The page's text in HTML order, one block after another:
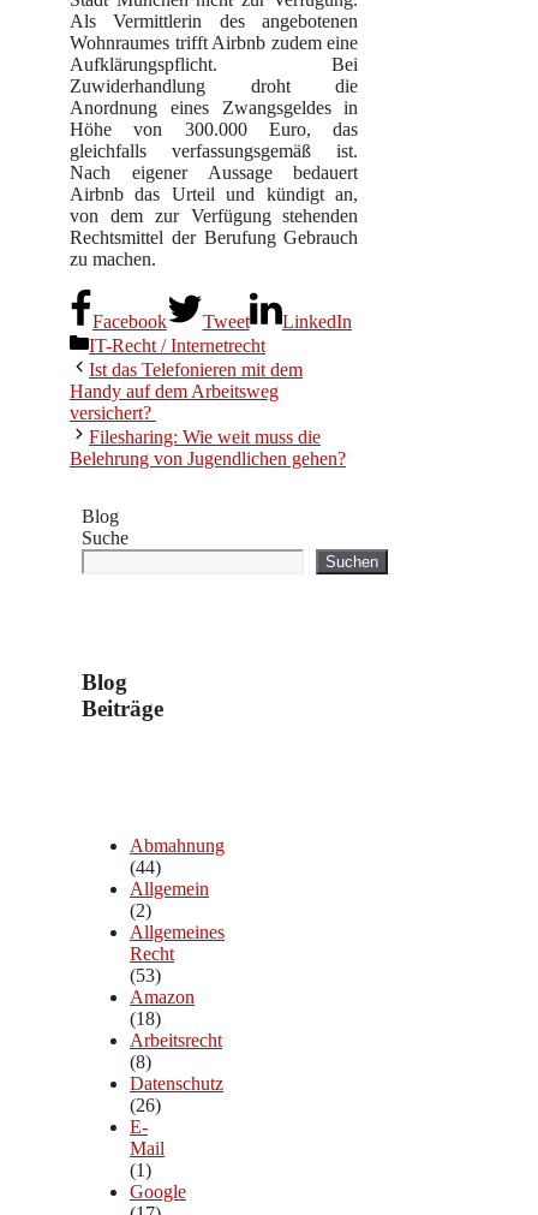
Als Vermittlerin des angebotenen
Wohnraumes trifft Airbnb zudem eine
Aufklärungspflicht. Bei
Zuwiderhandlung droht die
Anordnung eines Zwangsgeldes in
Höhe von 300.000 Euro, das
gleichfalls verfassungsgemäß ist.
Nach eigener Aussage bedauert
Airbnb das Urteil und kündigt an,
von dem zur Verfügung stehenden
Rechtsmittel der Berufung Gebrauch
zu machen.
Facebook Tweet
LinkedIn
Kategorien
IT-Recht / Internetrecht
Ist das Telefonieren mit dem
Handy auf dem Arbeitsweg
versichert?
Filesharing: Wie weit muss die
Belehrung von Jugendlichen gehen?
Blog
Suche
Suchen
Blog
Beiträge
Abmahnung
(44)
Allgemein
(2)
Allgemeines
Recht
(53)
Amazon
(18)
Arbeitsrecht
(8)
Datenschutz
(26)
E-
Mail
(1)
Google